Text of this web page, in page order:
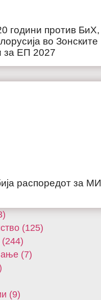
години против БиХ,
во Зонските
за ЕП 2027
распоредот за МИ
(125)
(244)
(7)
(9)